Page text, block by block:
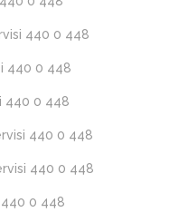
440 0 448
440 0 448
440 0 448
440 0 448
440 0 448
440 0 448